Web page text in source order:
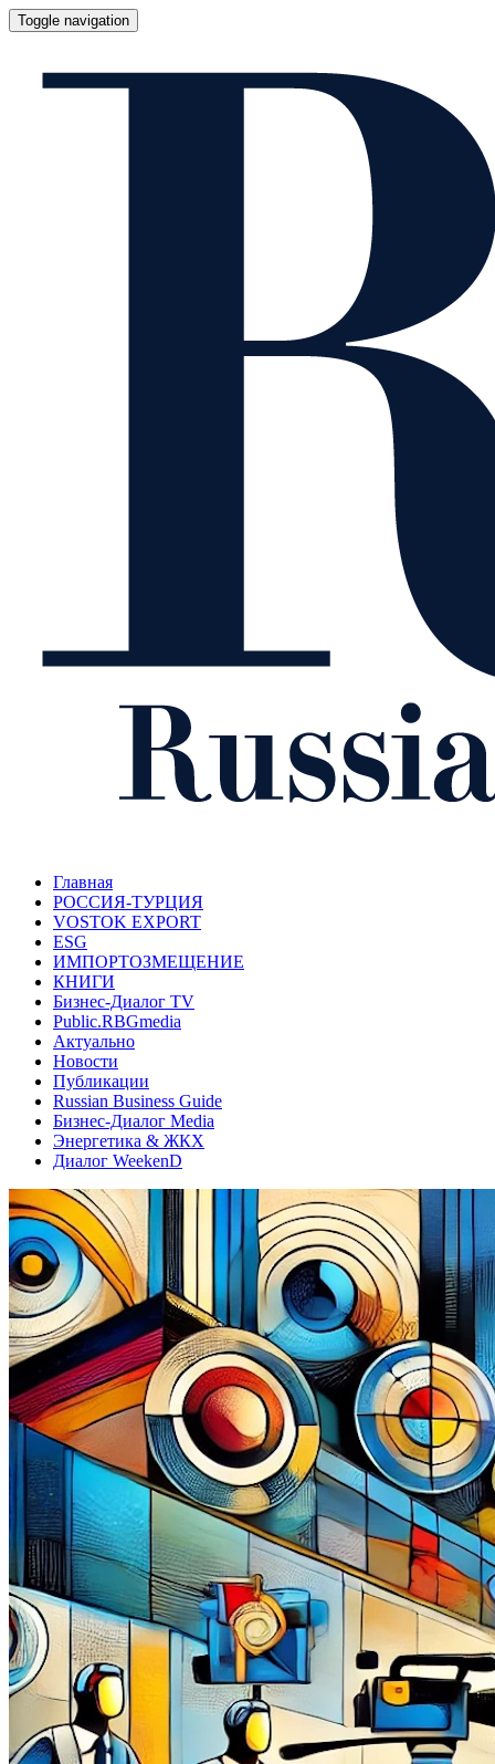
Toggle navigation
Главная
РОССИЯ-ТУРЦИЯ
VOSTOK EXPORT
ESG
ИМПОРТОЗМЕЩЕНИЕ
КНИГИ
Бизнес-Диалог TV
Public.RBGmedia
Актуально
Новости
Публикации
Russian Business Guide
Бизнес-Диалог Media
Энергетика & ЖКХ
Диалог WeekenD